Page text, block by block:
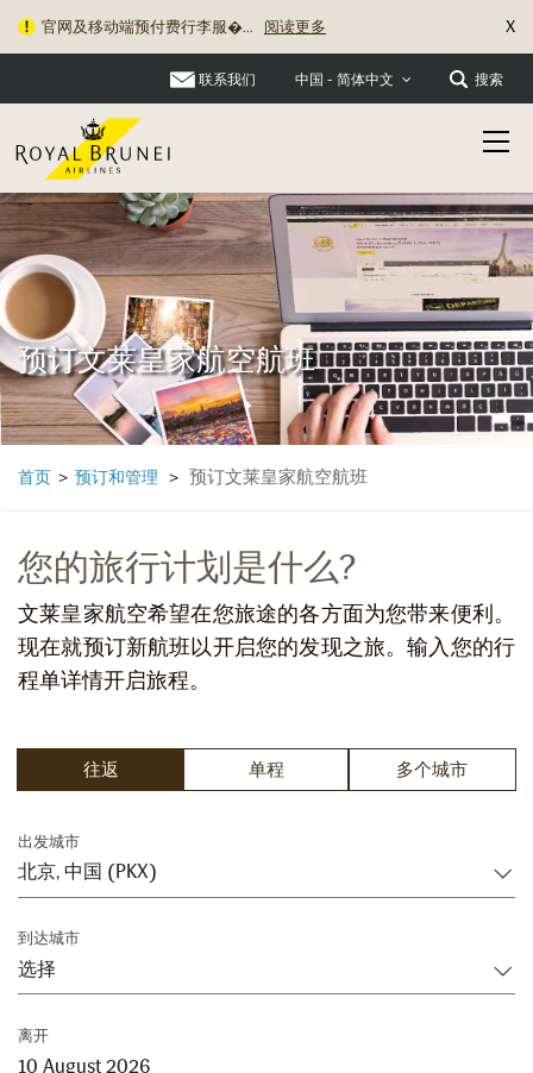
官网及移动端预付费行李服�...
阅读更多
X
联系我们 中国 - 简体中文 搜索
预订文莱皇家航空航班
首页 > 预订和管理 > 预订文莱皇家航空航班
您的旅行计划是什么?
文莱皇家航空希望在您旅途的各方面为您带来便利。
现在就预订新航班以开启您的发现之旅。输入您的行
程单详情开启旅程。
往返 单程 多个城市
出发城市
到达城市
离开